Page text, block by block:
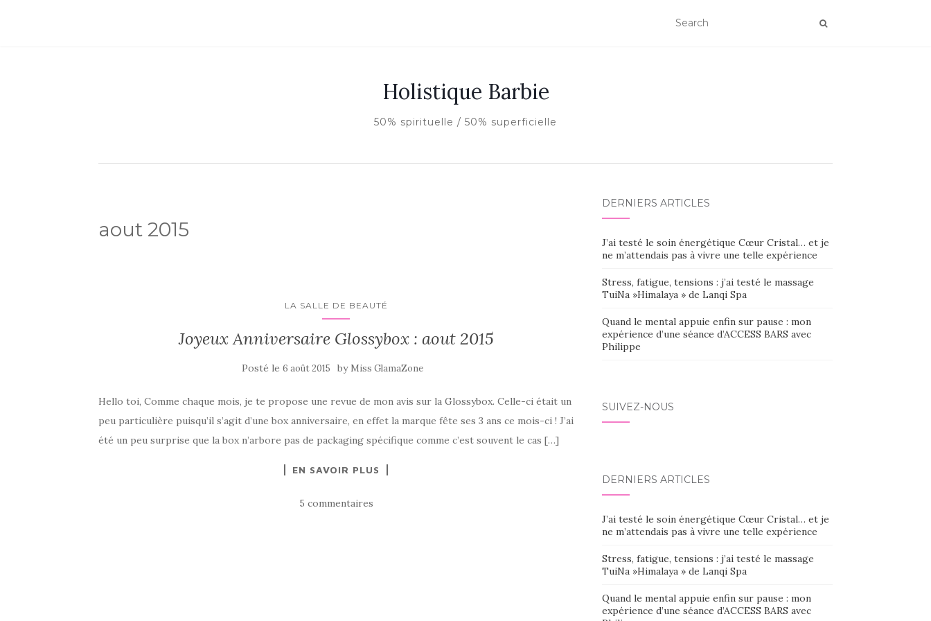
Holistique Barbie
50% spirituelle / 50% superficielle
aout 2015
LA SALLE DE BEAUTÉ
Joyeux Anniversaire Glossybox : aout 2015
Posté le6 août 2015 by Miss GlamaZone
Hello toi, Comme chaque mois, je te propose une revue de mon avis sur la Glossybox. Celle-ci était un
peu particulière puisqu’il s’agit d’une box anniversaire, en effet la marque fête ses 3 ans ce mois-ci ! J’ai
été un peu surprise que la box n’arbore pas de packaging spécifique comme c’est souvent le cas […]
EN SAVOIR PLUS
5 commentaires
DERNIERS ARTICLES
J’ai testé le soin énergétique Cœur Cristal… et je
ne m’attendais pas à vivre une telle expérience
Stress, fatigue, tensions : j’ai testé le massage
TuiNa »Himalaya » de Lanqi Spa
Quand le mental appuie enfin sur pause : mon
expérience d’une séance d’ACCESS BARS avec
Philippe
SUIVEZ-NOUS
DERNIERS ARTICLES
J’ai testé le soin énergétique Cœur Cristal… et je
ne m’attendais pas à vivre une telle expérience
Stress, fatigue, tensions : j’ai testé le massage
TuiNa »Himalaya » de Lanqi Spa
Quand le mental appuie enfin sur pause : mon
expérience d’une séance d’ACCESS BARS avec